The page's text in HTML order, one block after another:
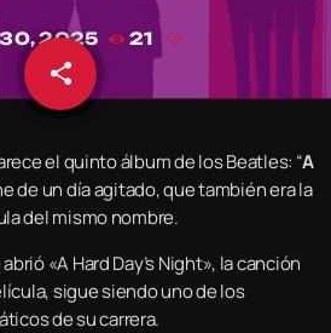
2025 21
share
email
el quinto álbum de los Beatles: “A
de un día agitado, que también era la
del mismo nombre.
«A Hard Day’s Night», la canción
sigue siendo uno de los
de su carrera.